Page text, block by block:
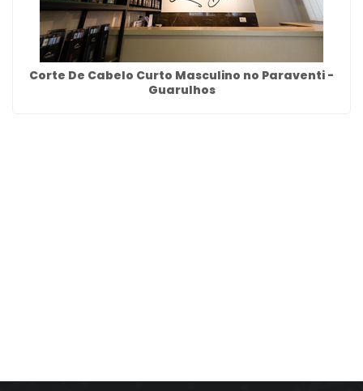
Corte De Cabelo Curto Masculino no Paraventi -
Guarulhos